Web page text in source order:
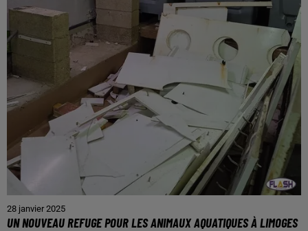
28 janvier 2025
UN NOUVEAU REFUGE POUR LES ANIMAUX AQUATIQUES À LIMOGES